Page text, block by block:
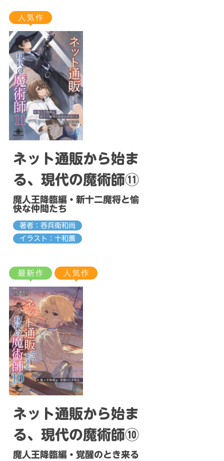
ネット通販から始ま
る、現代の魔術師⑪
魔人王降臨編・新十二魔将と愉
快な仲間たち
著者：呑兵衛和尚
イラスト：十和薫
ネット通販から始ま
る、現代の魔術師⑩
魔人王降臨編・覚醒のとき来る